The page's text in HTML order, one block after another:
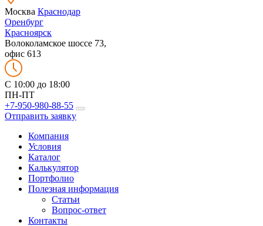
Москва Краснодар
Оренбург
Красноярск
Волоколамское шоссе 73,
офис 613
C 10:00 до 18:00
ПН-ПТ
+7-950-980-88-55
Отправить заявку
Компания
Условия
Каталог
Калькулятор
Портфолио
Полезная информация
Статьи
Вопрос-ответ
Контакты